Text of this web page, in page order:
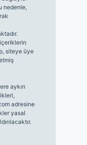
nedenle,
siteye üye
aykırı
adresine
yasal